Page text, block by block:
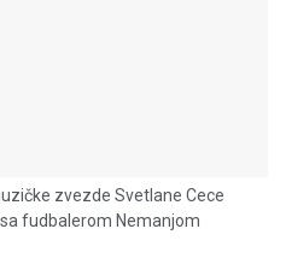
zvezde Svetlane Cece
fudbalerom Nemanjom